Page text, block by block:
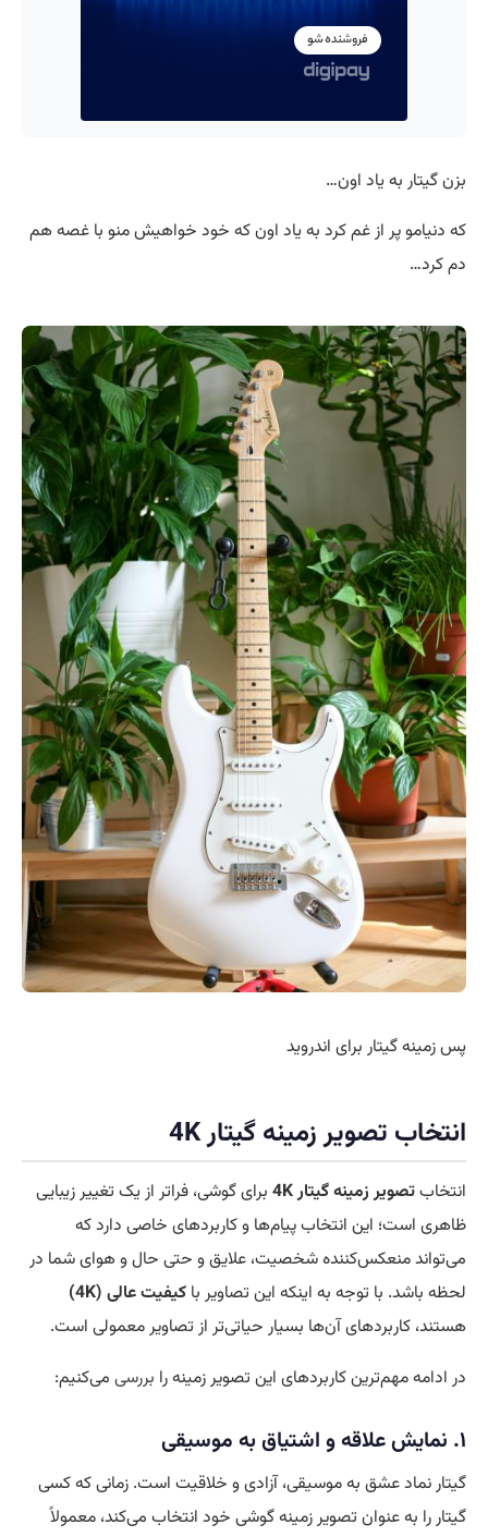
بزن گیتار به یاد اون…
که دنیامو پر از غم کرد به یاد اون که خود خواهیش منو با غصه هم
دم کرد…
پس زمینه گیتار برای اندروید
انتخاب تصویر زمینه گیتار 4K
انتخابتصویر زمینه گیتار 4K
برای گوشی، فراتر از یک تغییر زیبایی
ظاهری است؛ این انتخاب پیام‌ها و کاربردهای خاصی دارد که
می‌تواند منعکس‌کننده شخصیت، علایق و حتی حال و هوای شما در
لحظه باشد. با توجه به اینکه این تصاویر با کیفیت عالی (4K)
هستند، کاربردهای آن‌ها بسیار حیاتی‌تر از تصاویر معمولی است.
در ادامه مهم‌ترین کاربردهای این تصویر زمینه را بررسی می‌کنیم:
۱. نمایش علاقه و اشتیاق به موسیقی
گیتار نماد عشق به موسیقی، آزادی و خلاقیت است. زمانی که کسی
گیتار را به عنوان تصویر زمینه گوشی خود انتخاب می‌کند، معمولاً